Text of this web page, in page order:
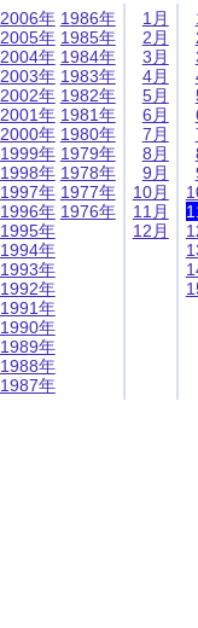
2006年
2005年
2004年
2003年
2002年
2001年
2000年
1999年
1998年
1997年
1996年
1995年
1994年
1993年
1992年
1991年
1990年
1989年
1988年
1987年
1986年
1985年
1984年
1983年
1982年
1981年
1980年
1979年
1978年
1977年
1976年
1月
2月
3月
4月
5月
6月
7月
8月
9月
10月
11月
12月